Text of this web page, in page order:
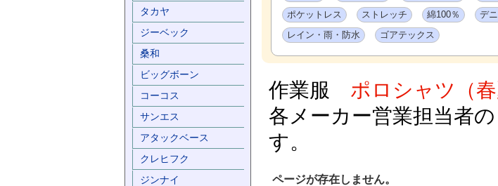
タカヤ
ジーベック
桑和
ビッグボーン
コーコス
サンエス
アタックベース
クレヒフク
ジンナイ
ポケットレス
ストレッチ 綿100％ デ
レイン・雨・防水
ゴアテックス
作業服 ポロシャツ（
各メーカー営業担当者の
す。
ページが存在しません。